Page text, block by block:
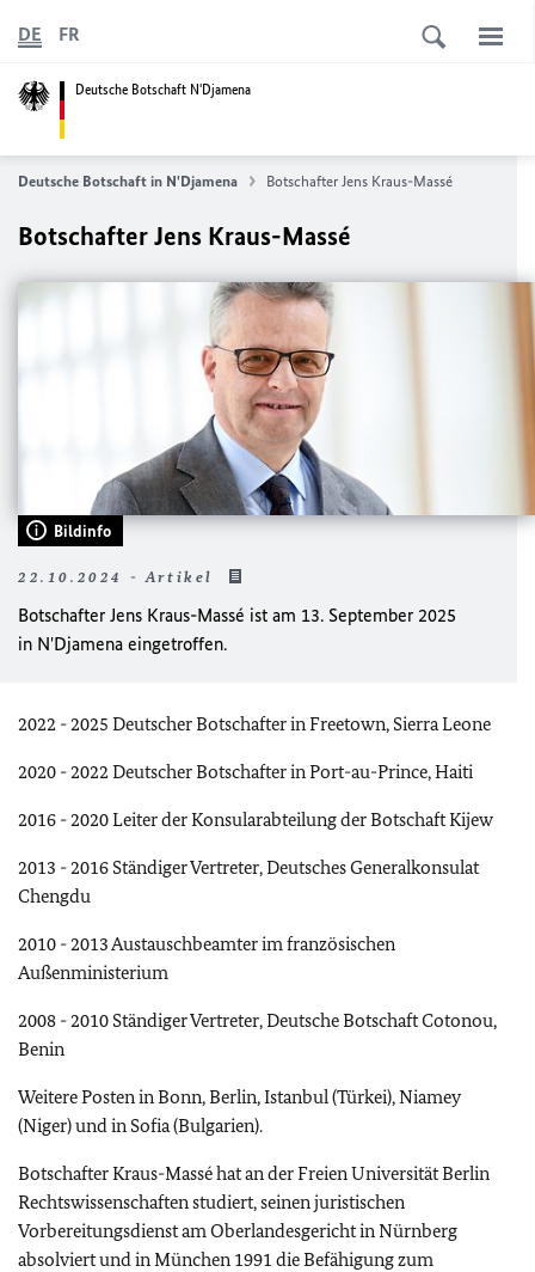
Deutsche Botschaft N'Djamena
DE FR
Deutsche Botschaft in N'Djamena Botschafter Jens Kraus-Massé
Botschafter Jens Kraus-Massé
Bildinfo
22.10.2024 - Artikel
Botschafter Jens Kraus-Massé ist am 13. September 2025
in N'Djamena eingetroffen.
2022 - 2025 Deutscher Botschafter in Freetown, Sierra Leone
2020 - 2022 Deutscher Botschafter in Port-au-Prince, Haiti
2016 - 2020 Leiter der Konsularabteilung der Botschaft Kijew
2013 - 2016 Ständiger Vertreter, Deutsches Generalkonsulat
Chengdu
2010 - 2013 Austauschbeamter im französischen
Außenministerium
2008 - 2010 Ständiger Vertreter, Deutsche Botschaft Cotonou,
Benin
Weitere Posten in Bonn, Berlin, Istanbul (Türkei), Niamey
(Niger) und in Sofia (Bulgarien).
Botschafter Kraus-Massé hat an der Freien Universität Berlin
Rechtswissenschaften studiert, seinen juristischen
Vorbereitungsdienst am Oberlandesgericht in Nürnberg
absolviert und in München 1991 die Befähigung zum